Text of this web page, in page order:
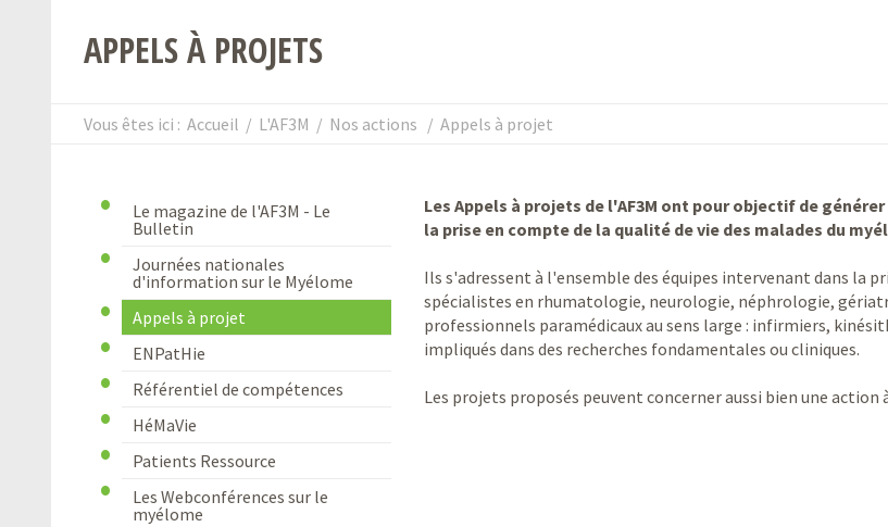
APPELS À PROJETS
Vous êtes ici : Accueil / L'AF3M / Nos actions / Appels à projet
Le magazine de l'AF3M - Le
Bulletin
Journées nationales
d'information sur le Myélome
Appels à projet
ENPatHie
Référentiel de compétences
HéMaVie
Patients Ressource
Les Webconférences sur le
myélome
Les Appels à projets de l'AF3M ont pour objectif de
la prise en compte de la qualité de vie des malades du
Ils s'adressent à l'ensemble des équipes intervenant dans la
spécialistes en rhumatologie, neurologie, néphrologie,
professionnels paramédicaux au sens large : infirmiers,
impliqués dans des recherches fondamentales ou cliniques.
Les projets proposés peuvent concerner aussi bien une